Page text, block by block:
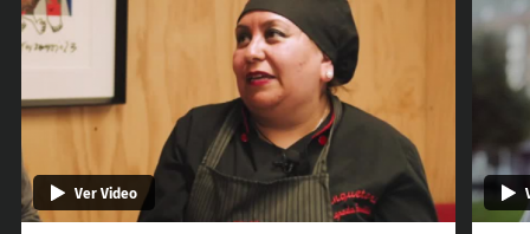
Ver Video